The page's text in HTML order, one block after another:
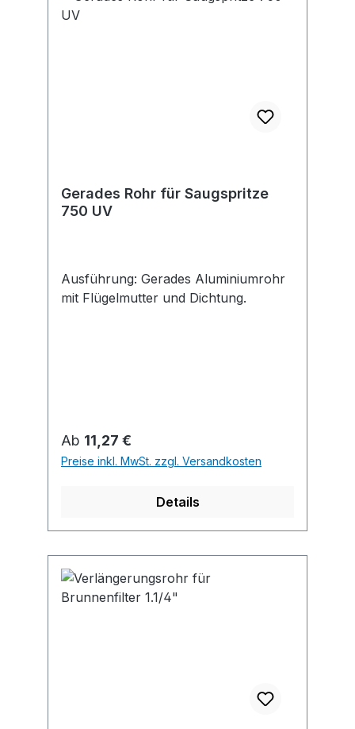
Gerades Rohr für Saugspritze
750 UV
Ausführung: Gerades Aluminiumrohr
mit Flügelmutter und Dichtung.
Regulärer Preis:
Ab 11,27 €
Preise inkl. MwSt. zzgl. Versandkosten
Details